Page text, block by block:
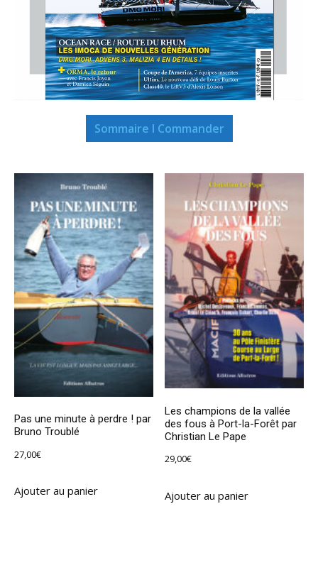
Sommaire I Commander
Pas une minute à perdre ! par
Bruno Troublé
27,00€
Ajouter au panier
Les champions de la vallée
des fous à Port-la-Forêt par
Christian Le Pape
29,00€
Ajouter au panier